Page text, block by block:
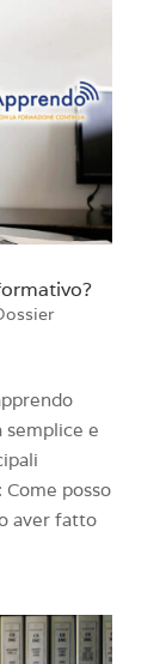
semplice e
posso
aver fatto